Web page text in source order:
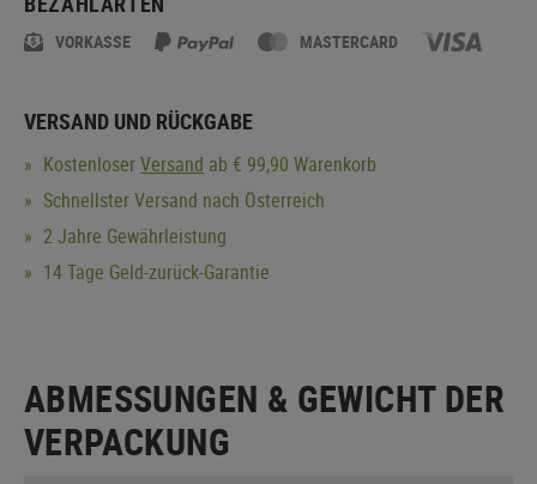
VORKASSE MASTERCARD
VERSAND UND RÜCKGABE
KostenloserVersand ab € 99,90 Warenkorb
Schnellster Versand nach Österreich
2 Jahre Gewährleistung
14 Tage Geld-zurück-Garantie
ABMESSUNGEN & GEWICHT DER
VERPACKUNG